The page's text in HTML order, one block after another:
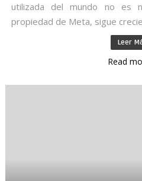
utilizada del mundo no es
propiedad de Meta, sigue
Leer
Read